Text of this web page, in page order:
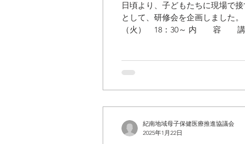
日頃より、子どもたちに現場で
として、研修会を企画しまし
（火） 18：30～ 内 容
教員、 特別支援学級教員、
日（金） ※期日を過ぎて
紀南地域母子保健医療推進協議会
2025年1月22日